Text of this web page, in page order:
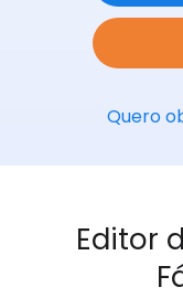
Quero
Editor